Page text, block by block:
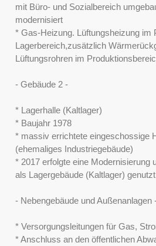
mit Büro- und Sozialbereich
modernisiert
* Gas-Heizung. Lüftungsheizung im
Lagerbereich,zusätzlich
Lüftungsrohren im
- Gebäude 2 -
* Lagerhalle (Kaltlager)
* Baujahr 1978
* massiv errichtete eingeschossige
(ehemaliges Industriegebäude)
* 2017 erfolgte eine Modernisierung
als Lagergebäude (Kaltlager) genutzt
- Nebengebäude und Außenanlagen
* Versorgungsleitungen für Gas,
* Anschluss an den öffentlichen